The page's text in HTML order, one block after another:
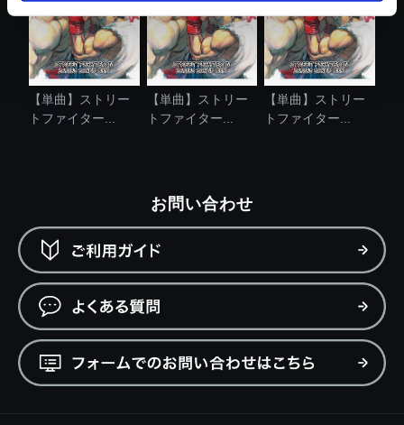
【単曲】ストリー
トファイター...
【単曲】ストリー
トファイター...
【単曲】ストリー
トファイター...
お問い合わせ